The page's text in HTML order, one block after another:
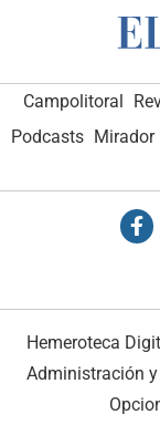
Campolitoral
Podcasts Mirador
Hemeroteca
Administración